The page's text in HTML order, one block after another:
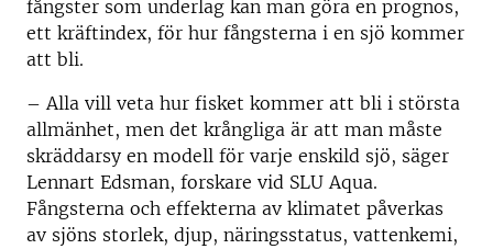
fångster som underlag kan man göra en prognos,
ett kräftindex, för hur fångsterna i en sjö kommer
att bli.
– Alla vill veta hur fisket kommer att bli i största
allmänhet, men det krångliga är att man måste
skräddarsy en modell för varje enskild sjö, säger
Lennart Edsman, forskare vid SLU Aqua.
Fångsterna och effekterna av klimatet påverkas
av sjöns storlek, djup, näringsstatus, vattenkemi,